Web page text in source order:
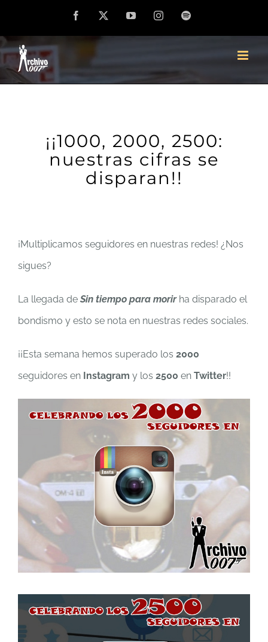
contenido
Facebook YouTubeInstagramSpotify
¡¡1000, 2000, 2500:
nuestras cifras se
disparan!!
¡Multiplicamos seguidores en nuestras redes! ¿Nos
sigues?
La llegada de Sin tiempo para morirha disparado el
bondismo y esto se nota en nuestras redes sociales.
¡¡Esta semana hemos superado los 2000
seguidores en Instagram y los 2500 en Twitter!!